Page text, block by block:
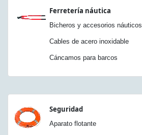
Ferretería náutica
Bicheros y accesorios náuticos
Cables de acero inoxidable
Cáncamos para barcos
Seguridad
Aparato flotante